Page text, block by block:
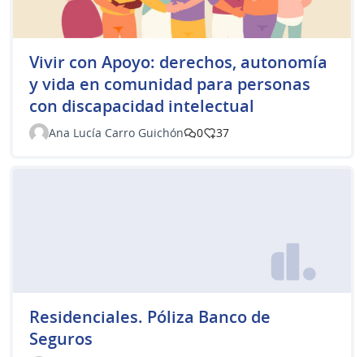
Vivir con Apoyo: derechos, autonomía
y vida en comunidad para personas
con discapacidad intelectual
Ana Lucía Carro Guichón 0 37
Residenciales. Póliza Banco de
Seguros